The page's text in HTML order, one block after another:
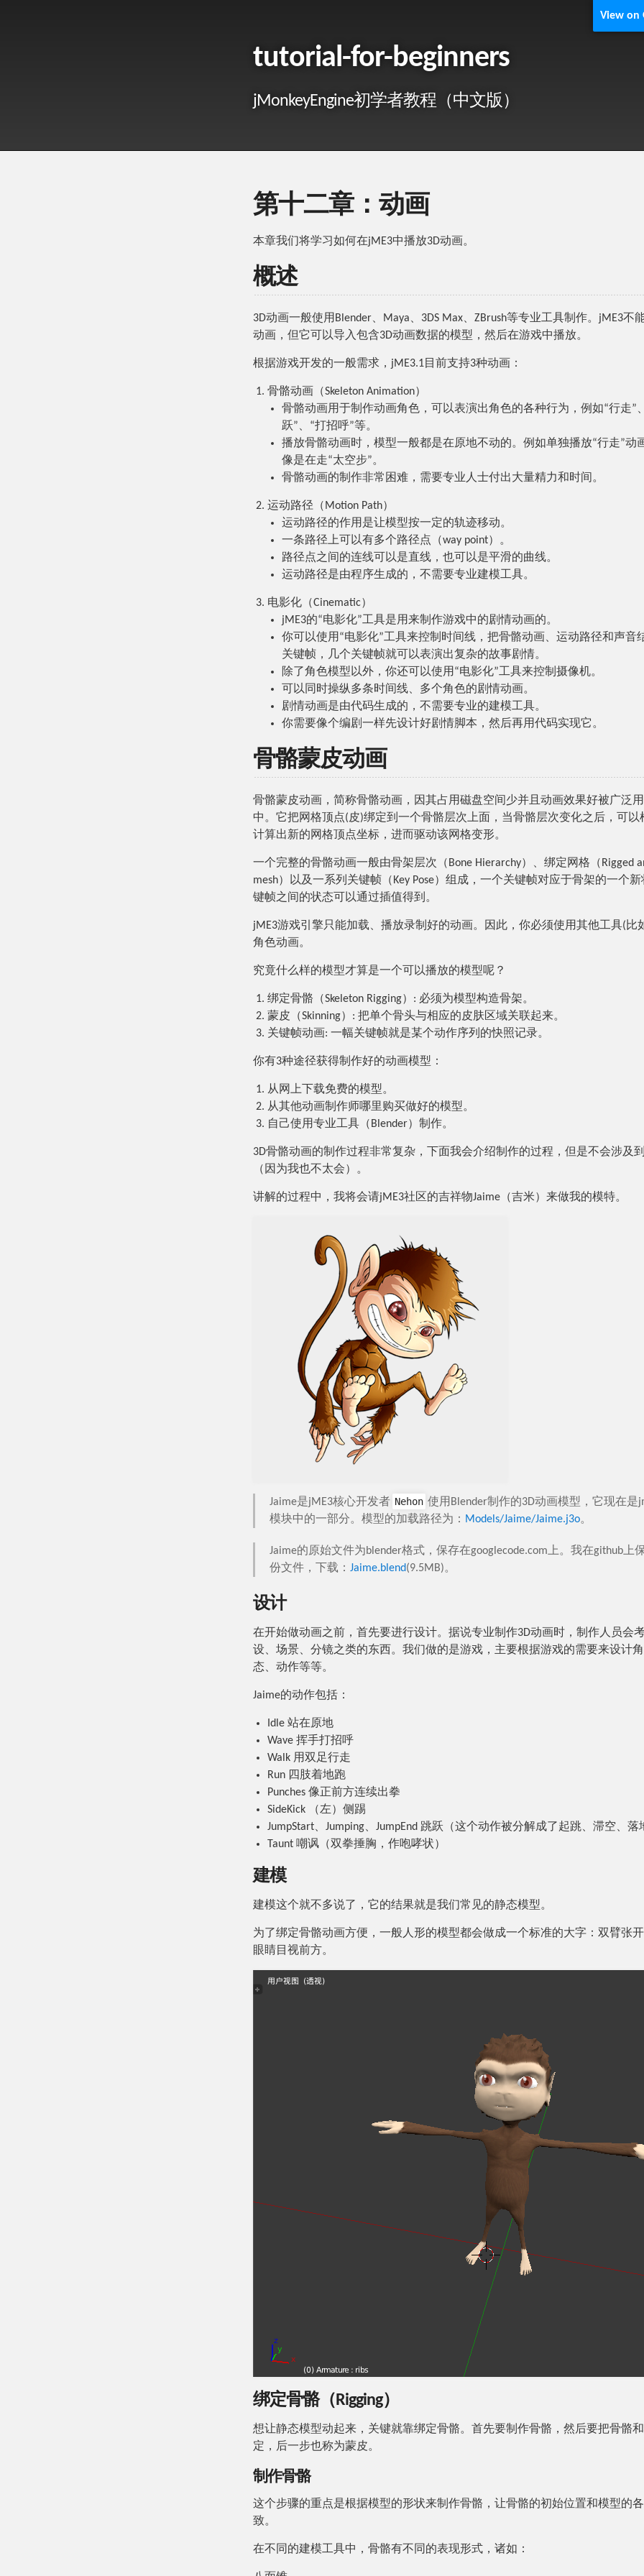
View on
tutorial-for-beginners
jMonkeyEngine初学者教程（中文版）
第十二章：动画
本章我们将学习如何在jME3中播放3D动画。
概述
3D动画一般使用Blender、Maya、3DS Max、ZBrush等专业工具制作。jME3不
动画，但它可以导入包含3D动画数据的模型，然后在游戏中播放。
根据游戏开发的一般需求，jME3.1目前支持3种动画：
骨骼动画（Skeleton Animation）
骨骼动画用于制作动画角色，可以表演出角色的各种行为，例如“行走”
跃”、“打招呼”等。
播放骨骼动画时，模型一般都是在原地不动的。例如单独播放“行走”动
像是在走“太空步”。
骨骼动画的制作非常困难，需要专业人士付出大量精力和时间。
运动路径（Motion Path）
运动路径的作用是让模型按一定的轨迹移动。
一条路径上可以有多个路径点（way point）。
路径点之间的连线可以是直线，也可以是平滑的曲线。
运动路径是由程序生成的，不需要专业建模工具。
电影化（Cinematic）
jME3的“电影化”工具是用来制作游戏中的剧情动画的。
你可以使用“电影化”工具来控制时间线，把骨骼动画、运动路径和声音
关键帧，几个关键帧就可以表演出复杂的故事剧情。
除了角色模型以外，你还可以使用“电影化”工具来控制摄像机。
可以同时操纵多条时间线、多个角色的剧情动画。
剧情动画是由代码生成的，不需要专业的建模工具。
你需要像个编剧一样先设计好剧情脚本，然后再用代码实现它。
骨骼蒙皮动画
骨骼蒙皮动画，简称骨骼动画，因其占用磁盘空间少并且动画效果好被广泛
中。它把网格顶点(皮)绑定到一个骨骼层次上面，当骨骼层次变化之后，可以
计算出新的网格顶点坐标，进而驱动该网格变形。
一个完整的骨骼动画一般由骨架层次（Bone Hierarchy）、绑定网格（Rigged
mesh）以及一系列关键帧（Key Pose）组成，一个关键帧对应于骨架的一个
键帧之间的状态可以通过插值得到。
jME3游戏引擎只能加载、播放录制好的动画。因此，你必须使用其他工具(比
角色动画。
究竟什么样的模型才算是一个可以播放的模型呢？
绑定骨骼（Skeleton Rigging）: 必须为模型构造骨架。
蒙皮（Skinning）: 把单个骨头与相应的皮肤区域关联起来。
关键帧动画: 一幅关键帧就是某个动作序列的快照记录。
你有3种途径获得制作好的动画模型：
从网上下载免费的模型。
从其他动画制作师哪里购买做好的模型。
自己使用专业工具（Blender）制作。
3D骨骼动画的制作过程非常复杂，下面我会介绍制作的过程，但是不会涉及
（因为我也不太会）。
讲解的过程中，我将会请jME3社区的吉祥物Jaime（吉米）来做我的模特。
Jaime是jME3核心开发者 Nehon 使用Blender制作的3D动画模型，它现在是
模块中的一部分。模型的加载路径为： Models/Jaime/Jaime.j3o。
Jaime的原始文件为blender格式，保存在googlecode.com上。我在github上
份文件，下载： Jaime.blend(9.5MB)。
设计
在开始做动画之前，首先要进行设计。据说专业制作3D动画时，制作人员会
设、场景、分镜之类的东西。我们做的是游戏，主要根据游戏的需要来设计
态、动作等等。
Jaime的动作包括：
Idle 站在原地
Wave 挥手打招呼
Walk 用双足行走
Run 四肢着地跑
Punches 像正前方连续出拳
SideKick （左）侧踢
JumpStart、Jumping、JumpEnd 跳跃（这个动作被分解成了起跳、滞空、落
Taunt 嘲讽（双拳捶胸，作咆哮状）
建模
建模这个就不多说了，它的结果就是我们常见的静态模型。
为了绑定骨骼动画方便，一般人形的模型都会做成一个标准的大字：双臂张开
眼睛目视前方。
绑定骨骼（Rigging）
想让静态模型动起来，关键就靠绑定骨骼。首先要制作骨骼，然后要把骨骼
定，后一步也称为蒙皮。
制作骨骼
这个步骤的重点是根据模型的形状来制作骨骼，让骨骼的初始位置和模型的
致。
在不同的建模工具中，骨骼有不同的表现形式，诸如：